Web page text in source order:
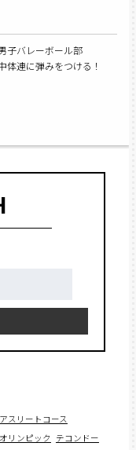
子バレーボール部
体連に弾みをつける！
スリートコース
リンピック テコンドー